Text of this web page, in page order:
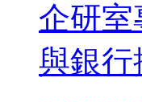
企研
與銀行